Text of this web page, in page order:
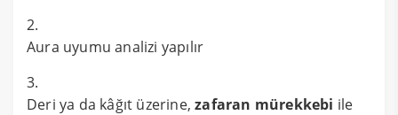
Aura uyumu analizi yapılır
Deri ya da kâğıt üzerine,zafaran mürekkebi ile